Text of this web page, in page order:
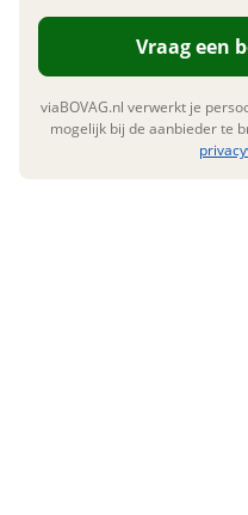
Naam
E-mailadres
Vraag een
viaBOVAG.nl verwerkt je
mogelijk bij de aanbieder te